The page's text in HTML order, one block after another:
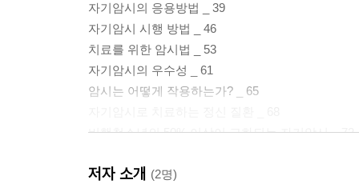
자기암시의 응용방법 _ 39
자기암시 시행 방법 _ 46
치료를 위한 암시법 _ 53
자기암시의 우수성 _ 61
암시는 어떻게 작용하는가? _ 65
비행청소년의 50% 이상이 교화되는 자기암시 _ 72
저자 소개 (2명)